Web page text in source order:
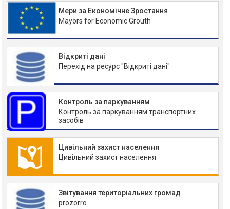
Мери за Економічне Зростання
Mayors for Economic Grouth
Відкриті дані
Перехід на ресурс "Відкриті дані"
Контроль за паркуванням
Контроль за паркуванням транспортних
засобів
Цивільний захист населення
Цивільний захист населення
Звітування територіальних громад
prozorro